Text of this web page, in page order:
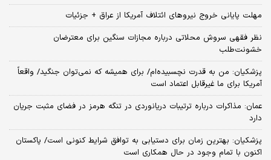
مهلت پایانی خروج نیروهای ائتلاف آمریکا از عراق + جزئیات
نظر فقهی سروش محلاتی درباره مجازات سنگین برای معترضان
خشونت‌طلب
پزشکیان: من به قدرت نچسبیده‌ام/ برای همیشه که نمی‌توان جنگید/ واقعاً
آمریکا برای ما غیرقابل اعتماد است
عمان: مذاکرات درباره ترتیبات دریانوردی در تنگه هرمز در فضای مثبت جریان
دارد
پزشکیان‌: بهترین زمان برای دستیابی به توافق شرایط کنونی است/ پاکستان
اکنون با تمام وجود در حال همکاری است